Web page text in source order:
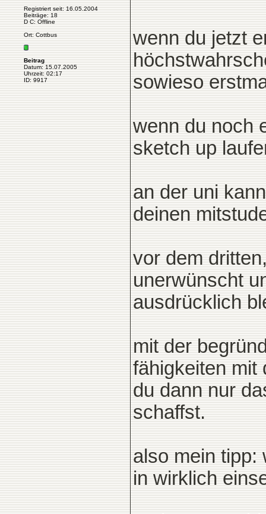
Registriert seit: 16.05.2004
Beiträge: 18
D C: Offline
Ort: Cottbus
Beitrag
Datum: 15.07.2005
Uhrzeit: 02:17
ID: 9917
wenn du jetzt
sowieso
wenn du noch
sketch up
an der uni
deinen
vor dem
unerwünscht
ausdrücklich
mit der
fähigkeiten mit
du dann nur
schaffst.
also mein tipp:
in wirklich